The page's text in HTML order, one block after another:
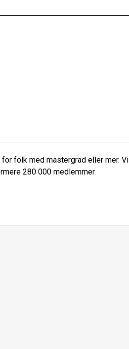
folk med mastergrad eller mer. Vi
280 000 medlemmer.